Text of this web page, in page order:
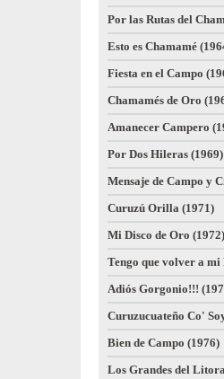
Por las Rutas del
Esto es Chamamé
Fiesta en el Campo
Chamamés de Oro
Amanecer Campero
Por Dos Hileras (1969)
Mensaje de Campo y
Curuzú Orilla (1971)
Mi Disco de Oro (1972)
Tengo que volver a mi
Adiós Gorgonio!!!
Curuzucuateño Co'
Bien de Campo (1976)
Los Grandes del